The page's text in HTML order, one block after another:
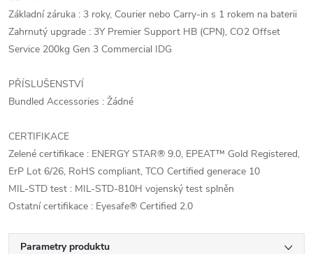
Základní záruka : 3 roky, Courier nebo Carry-in s 1 rokem na baterii
Zahrnutý upgrade : 3Y Premier Support HB (CPN), CO2 Offset
Service 200kg Gen 3 Commercial IDG
PŘÍSLUŠENSTVÍ
Bundled Accessories : Žádné
CERTIFIKACE
Zelené certifikace : ENERGY STAR® 9.0, EPEAT™ Gold Registered,
ErP Lot 6/26, RoHS compliant, TCO Certified generace 10
MIL-STD test : MIL-STD-810H vojenský test splněn
Ostatní certifikace : Eyesafe® Certified 2.0
Parametry produktu